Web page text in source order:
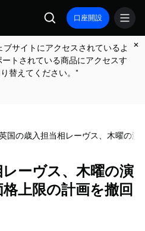
口座開設
サイトにアクセスされているよ
トされている商品にアクセスす
替えてください。"
国の歳入担当相レーヴス、木曜の
ーヴス、木曜の演
上限の計画を撤回